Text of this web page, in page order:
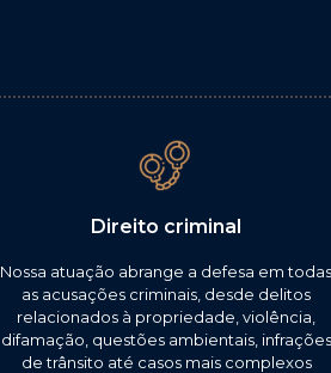
Direito criminal
Nossa atuação abrange a defesa em todas
as acusações criminais, desde delitos
relacionados à propriedade, violência,
difamação, questões ambientais, infrações
de trânsito até casos mais complexos